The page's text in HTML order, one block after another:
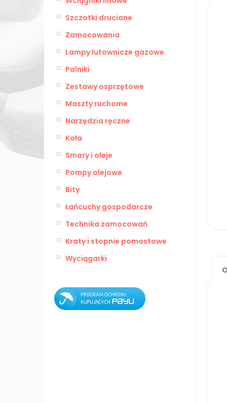
Szczotki druciane
Zamocowania
Lampy lutownicze gazowe
Palniki
Zestawy osprzętowe
Maszty ruchome
Narzędzia ręczne
Koła
Smary i oleje
Pompy olejowe
Bity
Łańcuchy gospodarcze
Technika zamocowań
Kraty i stopnie pomostowe
Wyciągarki